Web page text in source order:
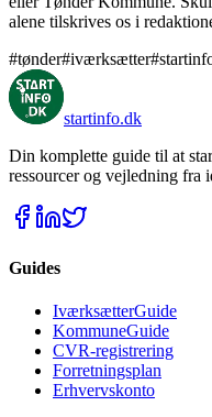
alene tilskrives os i
#tønder#iværksætter
startinfo.dk
Din komplette guide til at
ressourcer og vejledning fra
Guides
IværksætterGuide
KommuneGuide
CVR-registrering
Forretningsplan
Erhvervskonto